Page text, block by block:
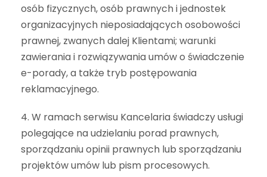
osób fizycznych, osób prawnych i jednostek
organizacyjnych nieposiadających osobowości
prawnej, zwanych dalej Klientami; warunki
zawierania i rozwiązywania umów o świadczenie
e-porady, a także tryb postępowania
reklamacyjnego.
4. W ramach serwisu Kancelaria świadczy usługi
polegające na udzielaniu porad prawnych,
sporządzaniu opinii prawnych lub sporządzaniu
projektów umów lub pism procesowych.